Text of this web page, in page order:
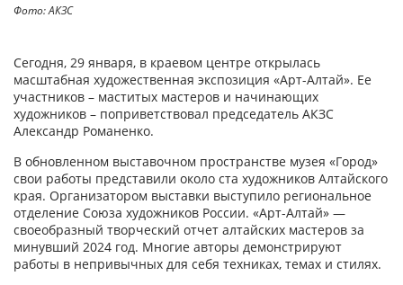
Фото: АКЗС
Сегодня, 29 января, в краевом центре открылась
масштабная художественная экспозиция «Арт-Алтай». Ее
участников – маститых мастеров и начинающих
художников – поприветствовал председатель АКЗС
Александр Романенко.
В обновленном выставочном пространстве музея «Город»
свои работы представили около ста художников Алтайского
края. Организатором выставки выступило региональное
отделение Союза художников России. «Арт-Алтай» —
своеобразный творческий отчет алтайских мастеров за
минувший 2024 год. Многие авторы демонстрируют
работы в непривычных для себя техниках, темах и стилях.